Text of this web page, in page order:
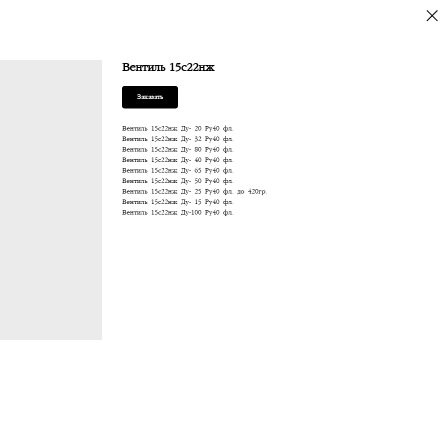
Вентиль 15с22нж
Заказать
Вентиль 15с22нж Ду- 20 Ру40 фл.
Вентиль 15с22нж Ду- 32 Ру40 фл.
Вентиль 15с22нж Ду- 80 Ру40 фл.
Вентиль 15с22нж Ду- 40 Ру40 фл.
Вентиль 15с22нж Ду- 65 Ру40 фл.
Вентиль 15с22нж Ду- 50 Ру40 фл.
Вентиль 15с22нж Ду- 25 Ру40 фл. до 420гр.
Вентиль 15с22нж Ду- 15 Ру40 фл.
Вентиль 15с22нж Ду-100 Ру40 фл.